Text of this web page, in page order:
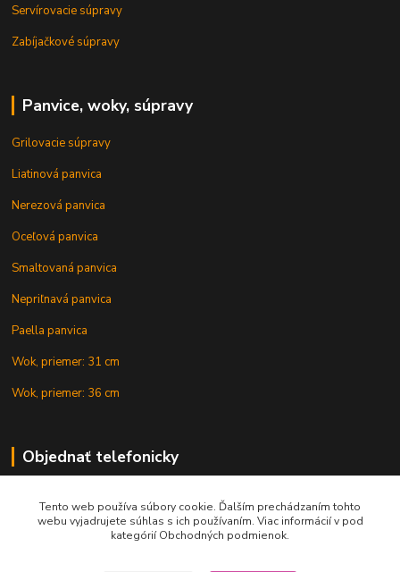
Servírovacie súpravy
Zabíjačkové súpravy
Panvice, woky, súpravy
Grilovacie súpravy
Liatinová panvica
Nerezová panvica
Oceľová panvica
Smaltovaná panvica
Nepriľnavá panvica
Paella panvica
Wok, priemer: 31 cm
Wok, priemer: 36 cm
Objednať telefonicky
+421 902 212 007
Tento web používa súbory cookie. Ďalším prechádzaním tohto
webu vyjadrujete súhlas s ich používaním. Viac informácií v pod
kategórií Obchodných podmienok.